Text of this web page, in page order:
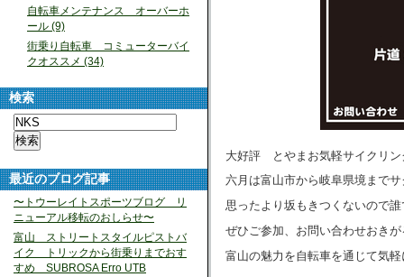
大好評 とやまお気軽サイクリン
六月は富山市から岐阜県境まで
思ったより坂もきつくないので
ぜひご参加、お問い合わせおき
富山の魅力を自転車を通じて気
自転車メンテナンス オーバーホ
ール (9)
街乗り自転車 コミューターバイ
クオススメ (34)
検索
最近のブログ記事
〜トウーレイトスポーツブログ リ
ニューアル移転のおしらせ〜
富山 ストリートスタイルピストバ
イク トリックから街乗りまでおす
すめ SUBROSA Erro UTB